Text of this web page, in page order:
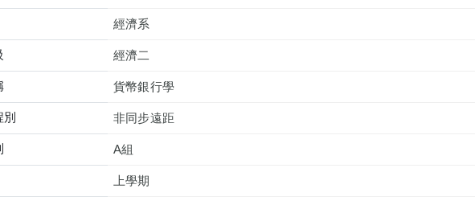
經濟系
經濟二
貨幣銀行學
非同步遠距
A組
上學期